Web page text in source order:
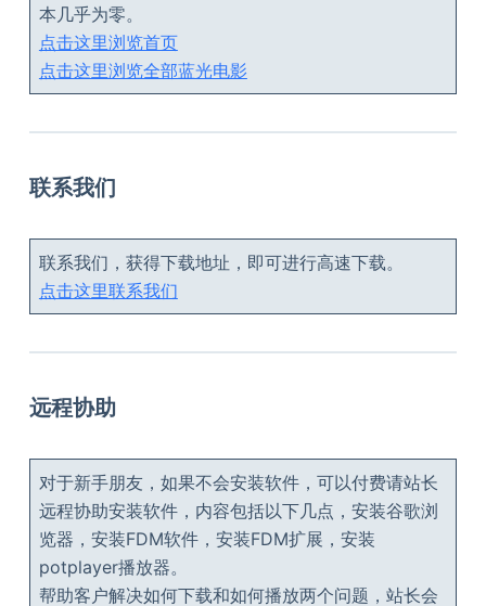
本几乎为零。
点击这里浏览首页
点击这里浏览全部蓝光电影
联系我们
联系我们，获得下载地址，即可进行高速下载。
点击这里联系我们
远程协助
对于新手朋友，如果不会安装软件，可以付费请站长
远程协助安装软件，内容包括以下几点，安装谷歌浏
览器，安装FDM软件，安装FDM扩展，安装
potplayer播放器。
帮助客户解决如何下载和如何播放两个问题，站长会